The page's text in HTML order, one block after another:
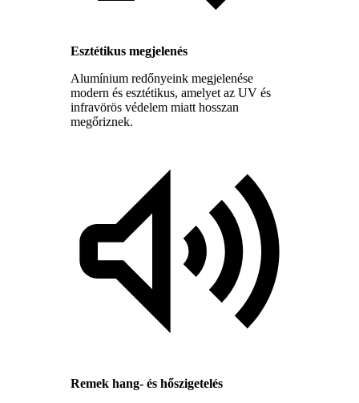
Esztétikus megjelenés
Alumínium redőnyeink megjelenése
modern és esztétikus, amelyet az UV és
infravörös védelem miatt hosszan
megőriznek.
Remek hang- és hőszigetelés